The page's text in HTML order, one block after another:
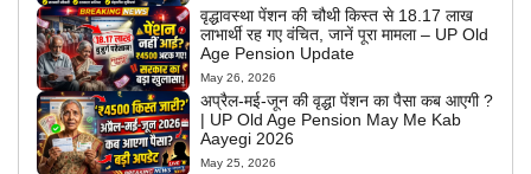
वृद्धावस्था पेंशन की चौथी किस्त से 18.17 लाख
लाभार्थी रह गए वंचित, जानें पूरा मामला – UP Old
Age Pension Update
May 26, 2026
अप्रैल-मई-जून की वृद्धा पेंशन का पैसा कब आएगी ?
| UP Old Age Pension May Me Kab
Aayegi 2026
May 25, 2026